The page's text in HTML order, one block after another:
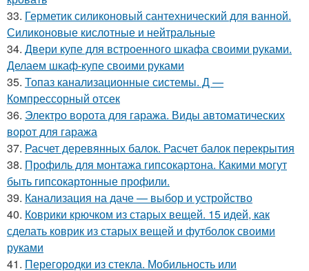
33. Герметик силиконовый сантехнический для ванной.
Силиконовые кислотные и нейтральные
34. Двери купе для встроенного шкафа своими руками.
Делаем шкаф-купе своими руками
35. Топаз канализационные системы. Д —
Компрессорный отсек
36. Электро ворота для гаража. Виды автоматических
ворот для гаража
37. Расчет деревянных балок. Расчет балок перекрытия
38. Профиль для монтажа гипсокартона. Какими могут
быть гипсокартонные профили.
39. Канализация на даче — выбор и устройство
40. Коврики крючком из старых вещей. 15 идей, как
сделать коврик из старых вещей и футболок своими
руками
41. Перегородки из стекла. Мобильность или